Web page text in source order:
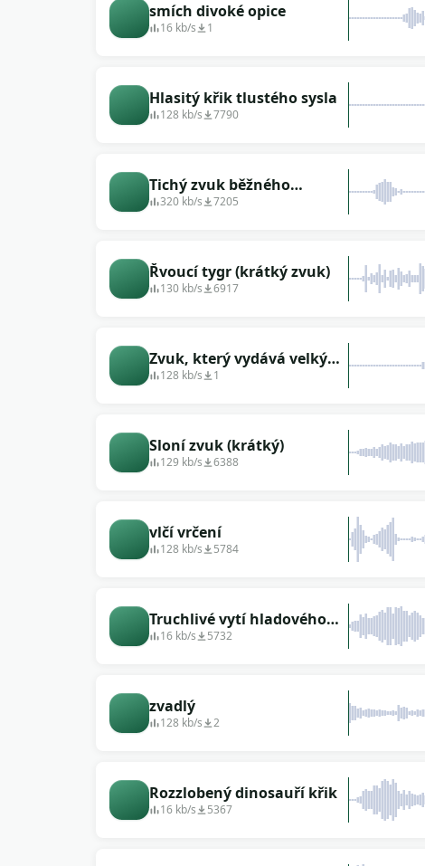
smích divoké opice
16 kb/s 1
Hlasitý křik tlustého sysla
128 kb/s 7790
Tichý zvuk běžného
houkaní
320 kb/s 7205
Řvoucí tygr (krátký zvuk)
130 kb/s 6917
Zvuk, který vydává velký
buvol
128 kb/s 1
Sloní zvuk (krátký)
129 kb/s 6388
vlčí vrčení
128 kb/s 5784
Truchlivé vytí hladového
vlka
16 kb/s 5732
zvadlý
128 kb/s 2
Rozzlobený dinosauří křik
16 kb/s 5367